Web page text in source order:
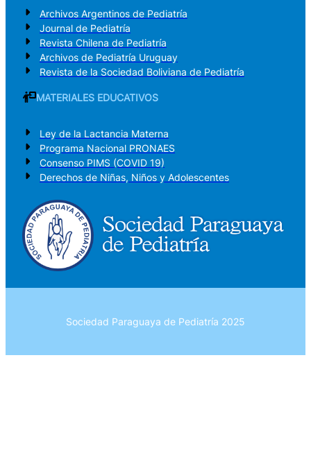
Archivos Argentinos de Pediatría
Journal de Pediatría
Revista Chilena de Pediatría
Archivos de Pediatría Uruguay
Revista de la Sociedad Boliviana de Pediatría
MATERIALES EDUCATIVOS
Ley de la Lactancia Materna
Programa Nacional PRONAES
Consenso PIMS (COVID 19)
Derechos de Niñas, Niños y Adolescentes
Sociedad Paraguaya de Pediatría 2025